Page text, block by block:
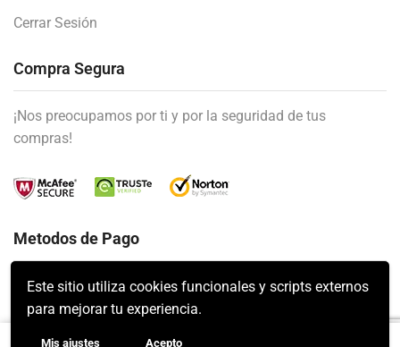
Este sitio utiliza cookies funcionales y scripts externos
para mejorar tu experiencia.
Mis ajustes Acepto
Cerrar Sesión
Compra Segura
¡Nos preocupamos por ti y por la seguridad de tus
compras!
Metodos de Pago